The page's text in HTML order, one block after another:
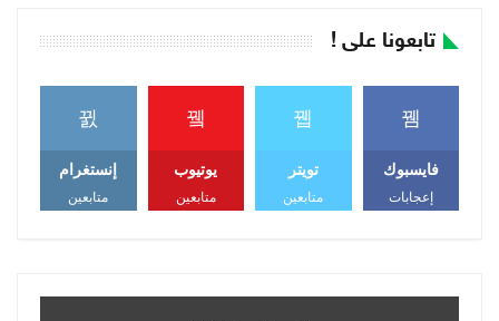
تابعونا على !
فايسبوك
إعجابات
تويتر
متابعين
يوتيوب
متابعين
إنستغرام
متابعين